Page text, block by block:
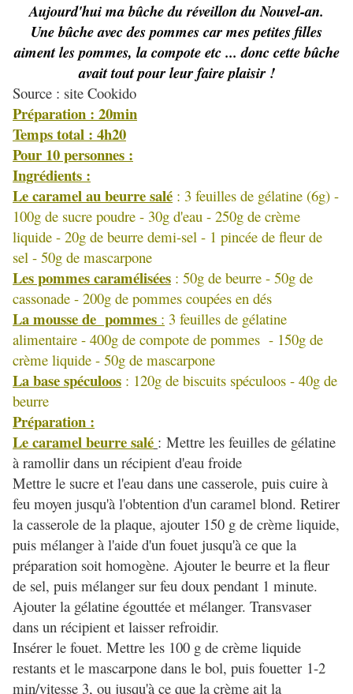
Aujourd'hui ma bûche du réveillon du Nouvel-an.
Une bûche avec des pommes car mes petites filles
aiment les pommes, la compote etc ... donc cette bûche
avait tout pour leur faire plaisir !
Source : site Cookido
Préparation : 20min
Temps total : 4h20
Pour 10 personnes :
Ingrédients :
Le caramel au beurre salé : 3 feuilles de gélatine (6g) -
100g de sucre poudre - 30g d'eau - 250g de crème
liquide - 20g de beurre demi-sel - 1 pincée de fleur de
sel - 50g de mascarpone
Les pommes caramélisées : 50g de beurre - 50g de
cassonade - 200g de pommes coupées en dés
La mousse de pommes : 3 feuilles de gélatine
alimentaire - 400g de compote de pommes - 150g de
crème liquide - 50g de mascarpone
La base spéculoos : 120g de biscuits spéculoos - 40g de
beurre
Préparation :
Le caramel beurre salé : Mettre les feuilles de gélatine
à ramollir dans un récipient d'eau froide
Mettre le sucre et l'eau dans une casserole, puis cuire à
feu moyen jusqu'à l'obtention d'un caramel blond. Retirer
la casserole de la plaque, ajouter 150 g de crème liquide,
puis mélanger à l'aide d'un fouet jusqu'à ce que la
préparation soit homogène. Ajouter le beurre et la fleur
de sel, puis mélanger sur feu doux pendant 1 minute.
Ajouter la gélatine égouttée et mélanger. Transvaser
dans un récipient et laisser refroidir.
Insérer le fouet. Mettre les 100 g de crème liquide
restants et le mascarpone dans le bol, puis fouetter 1-2
min/vitesse 3, ou jusqu'à ce que la crème ait la